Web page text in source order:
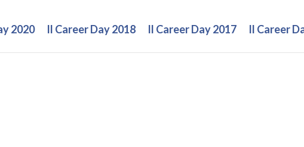
2020 Il Career Day 2018 Il Career Day 2017 Il Career